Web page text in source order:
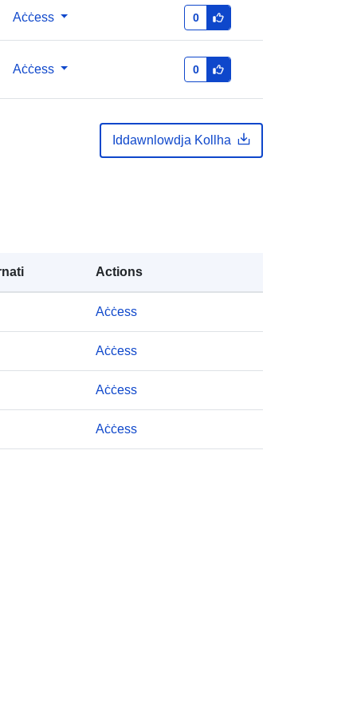
Aċċess 0
Aċċess 0
Iddawnlowdja Kollha
Actions
Aċċess
Aċċess
Aċċess
Aċċess
Aġġornat fuq data.europa.eu:
31
Belgium
Spain
Bosnia and Herzegovina
Netherlands